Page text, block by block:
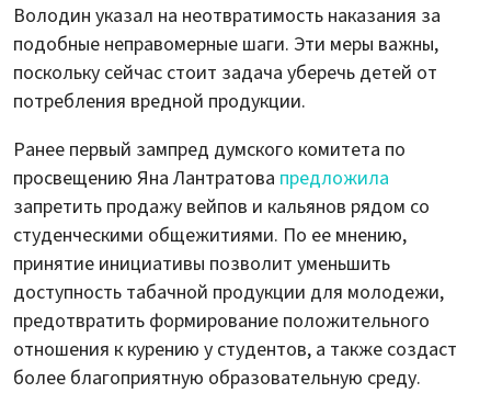
Володин указал на неотвратимость наказания за
подобные неправомерные шаги. Эти меры важны,
поскольку сейчас стоит задача уберечь детей от
потребления вредной продукции.
Ранее первый зампред думского комитета по
просвещению Яна Лантратова предложила
запретить продажу вейпов и кальянов рядом со
студенческими общежитиями. По ее мнению,
принятие инициативы позволит уменьшить
доступность табачной продукции для молодежи,
предотвратить формирование положительного
отношения к курению у студентов, а также создаст
более благоприятную образовательную среду.